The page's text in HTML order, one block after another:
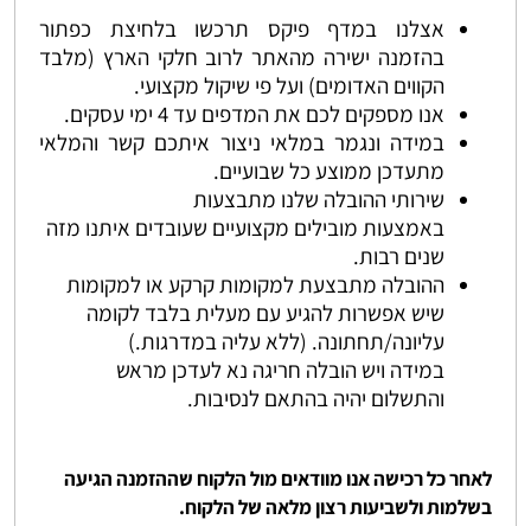
אצלנו במדף פיקס תרכשו בלחיצת כפתור
בהזמנה ישירה מהאתר לרוב חלקי הארץ (מלבד
הקווים האדומים) ועל פי שיקול מקצועי.
אנו מספקים לכם את המדפים עד 4 ימי עסקים.
במידה ונגמר במלאי ניצור איתכם קשר והמלאי
מתעדכן ממוצע כל שבועיים.
שירותי ההובלה שלנו מתבצעות
באמצעות מובילים מקצועיים שעובדים איתנו מזה
שנים רבות.
ההובלה מתבצעת למקומות קרקע או למקומות
שיש אפשרות להגיע עם מעלית בלבד לקומה
עליונה/תחתונה. (ללא עליה במדרגות.)
במידה ויש הובלה חריגה נא לעדכן מראש
והתשלום יהיה בהתאם לנסיבות.
לאחר כל רכישה אנו מוודאים מול הלקוח שההזמנה הגיעה
בשלמות ולשביעות רצון מלאה של הלקוח.